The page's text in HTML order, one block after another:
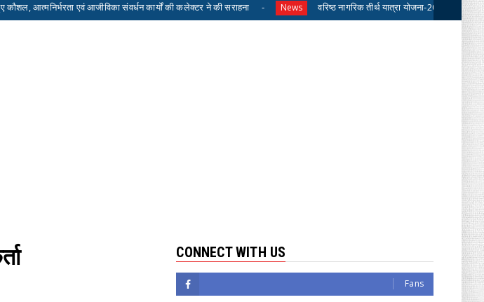
एवं आजीविका संवर्धन कार्यों की कलेक्टर ने की सराहना News वरिष्ठ नागरिक तीर्थ यात्रा योजना-2026 के लिए ऑनलाइन लॉटरी
CONNECT WITH US
Fans